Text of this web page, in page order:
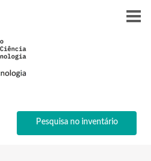
Pesquisa no inventário